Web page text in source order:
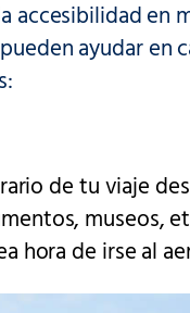
en
ayudar en
de tu viaje
museos,
hora de irse al